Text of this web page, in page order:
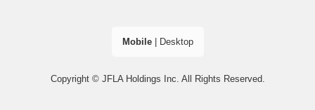
Mobile| Desktop
Copyright © JFLA Holdings Inc. All Rights Reserved.